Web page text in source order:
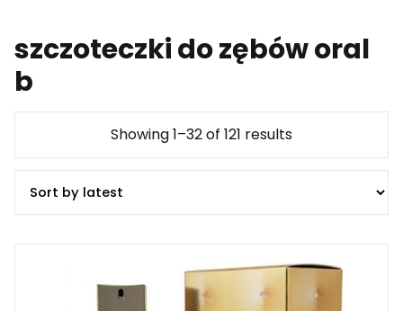
szczoteczki do zębów oral
b
Showing 1–32 of 121 results